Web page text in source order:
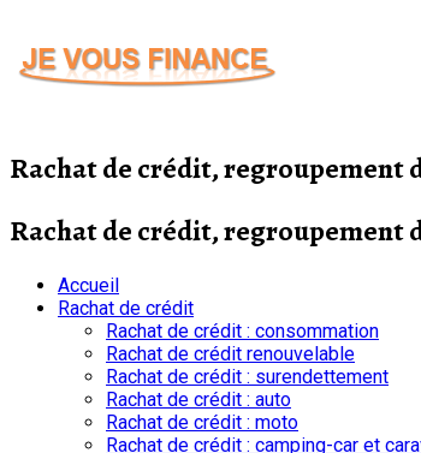
contenu
Rachat de crédit,
Rachat de crédit,
Accueil
Rachat de crédit
Rachat de crédit : consommation
Rachat de crédit renouvelable
Rachat de crédit : surendettement
Rachat de crédit : auto
Rachat de crédit : moto
Rachat de crédit : camping-car et